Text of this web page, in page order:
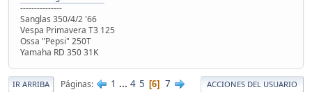
---------------
Sanglas 350/4/2 '66
Vespa Primavera T3 125
Ossa "Pepsi" 250T
Yamaha RD 350 31K
IR ARRIBA Páginas 1 ... 4 5 6 7 ACCIONES DEL USUARIO